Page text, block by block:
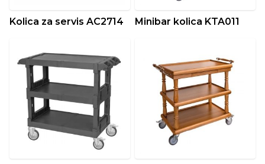
Kolica za servis AC2714 Minibar kolica KTA011